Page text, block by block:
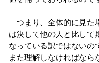
つまり、全体的に見た
は決して他の人と比して
なっている訳ではないの
また理解しなければなら